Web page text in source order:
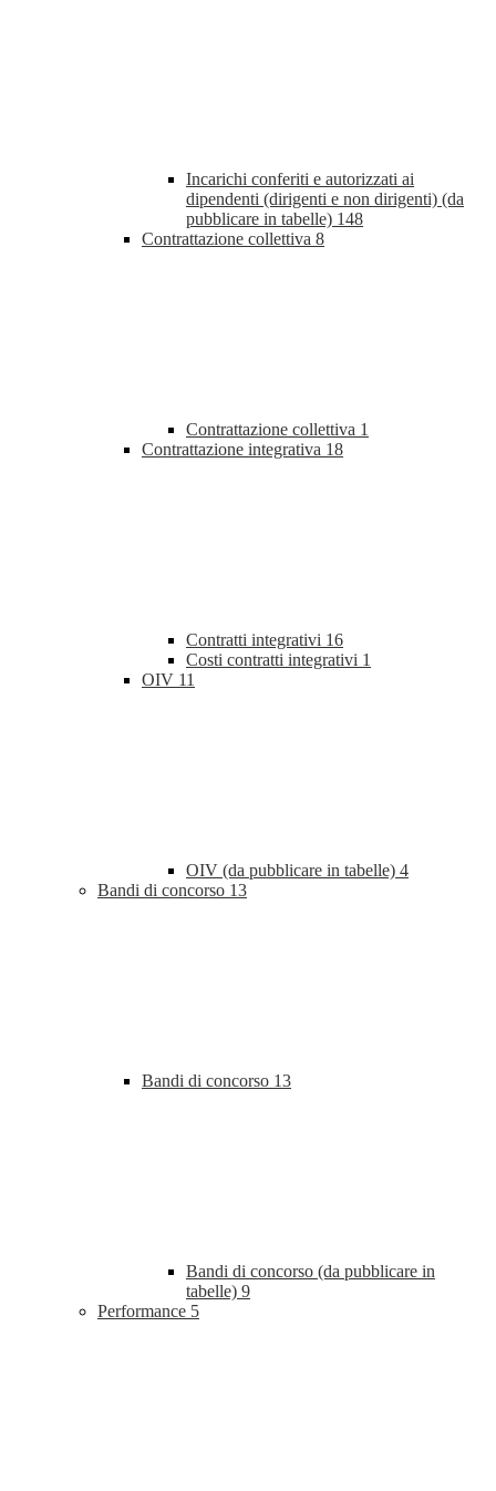
Incarichi conferiti e autorizzati ai
dipendenti (dirigenti e non dirigenti) (da
pubblicare in tabelle) 148
Contrattazione collettiva 8
Contrattazione collettiva 1
Contrattazione integrativa 18
Contratti integrativi 16
Costi contratti integrativi 1
OIV 11
OIV (da pubblicare in tabelle) 4
Bandi di concorso 13
Bandi di concorso 13
Bandi di concorso (da pubblicare in
tabelle) 9
Performance 5